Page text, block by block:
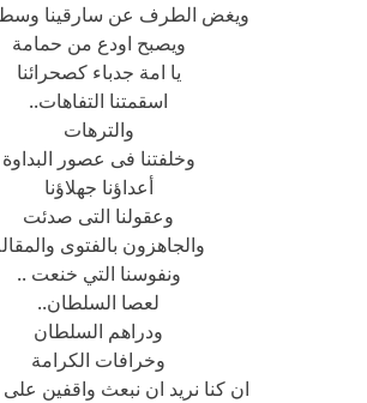
ويغض الطرف عن سارقينا وسط
ويصبح اودع من حمامة
يا امة جدباء كصحرائنا
اسقمتنا التفاهات..
والترهات
وخلفتنا فى عصور البداوة
أعداؤنا جهلاؤنا
وعقولنا التى صدئت
والجاهزون بالفتوى
ونفوسنا التي خنعت ..
لعصا السلطان..
ودراهم السلطان
وخرافات الكرامة
ان كنا نريد ان نبعث واقفين على